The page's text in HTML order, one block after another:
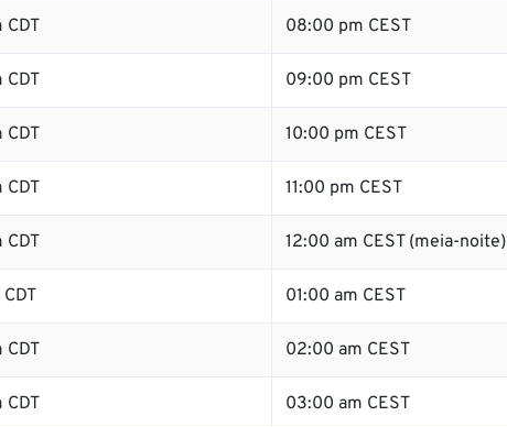
08:00 pm CEST
09:00 pm CEST
10:00 pm CEST
11:00 pm CEST
12:00 am CEST (meia-noite)
01:00 am CEST
02:00 am CEST
03:00 am CEST